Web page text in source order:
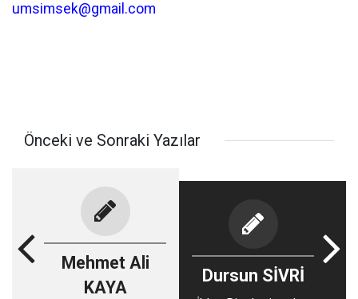
umsimsek@gmail.com
Önceki ve Sonraki Yazılar
Mehmet Ali
KAYA
Dursun SİVRİ